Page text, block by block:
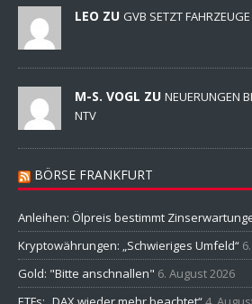
LEO ZU GVB SETZT
M-S. VOGL ZU NEUERUNGEN
NTV
BÖRSE FRANKFURT
Anleihen: Ölpreis bestimmt
Kryptowährungen: „Schwieriges Umfeld“
Gold: "Bitte anschnallen" 6. August 2026